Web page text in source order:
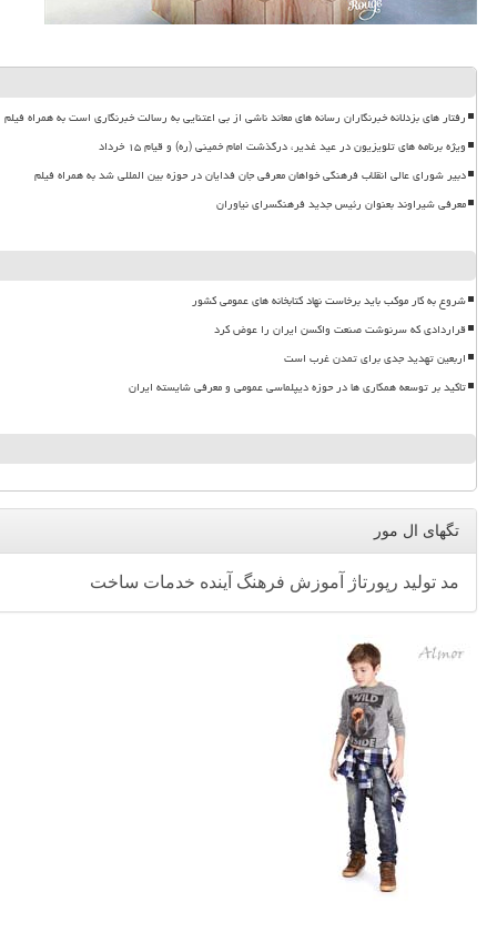
رفتار های بزدلانه خبرنگاران رسانه های معاند ناشی از بی اعتنایی به رسالت خبرنگاری است به همراه فیلم
ویژه برنامه های تلویزیون در عید غدیر، درگذشت امام خمینی (ره) و قیام ۱۵ خرداد
دبیر شورای عالی انقلاب فرهنگی خواهان معرفی جان فدایان در حوزه بین المللی شد به همراه فیلم
معرفی شیراوند بعنوان رئیس جدید فرهنگسرای نیاوران
شروع به کار موکب باید برخاست نهاد کتابخانه های عمومی کشور
قراردادی که سرنوشت صنعت واکسن ایران را عوض کرد
اربعین تهدید جدی برای تمدن غرب است
تاکید بر توسعه همکاری ها در حوزه دیپلماسی عمومی و معرفی شایسته ایران
تگهای ال مور
مد تولید رپورتاژ آموزش فرهنگ آینده خدمات ساخت